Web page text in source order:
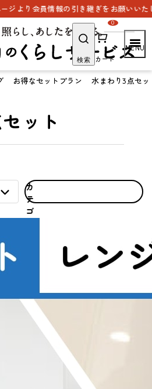
会員情報の引き継ぎをお願いいたします
検索 カート
0
お得なセットプラン 水まわり3点セッ
ット
カ
テ
ゴ